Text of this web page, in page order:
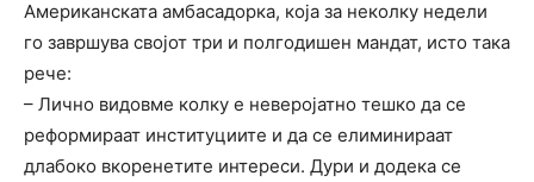
Американската амбасадорка, која за неколку недели
го завршува својот три и полгодишен мандат, исто така
рече:
– Лично видовме колку е неверојатно тешко да се
реформираат институциите и да се елиминираат
длабоко вкоренетите интереси. Дури и додека се